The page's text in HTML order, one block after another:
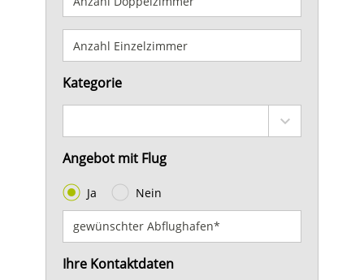
Kategorie
Angebot mit Flug
Ja Nein
Ihre Kontaktdaten